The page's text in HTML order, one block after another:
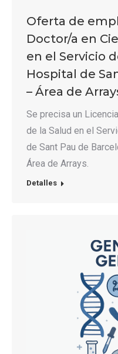
Oferta de
Doctor/a en
en el Servicio
Hospital de
– Área de
Se precisa un
de la Salud en el
de Sant Pau de
Área de Arrays.
Detalles